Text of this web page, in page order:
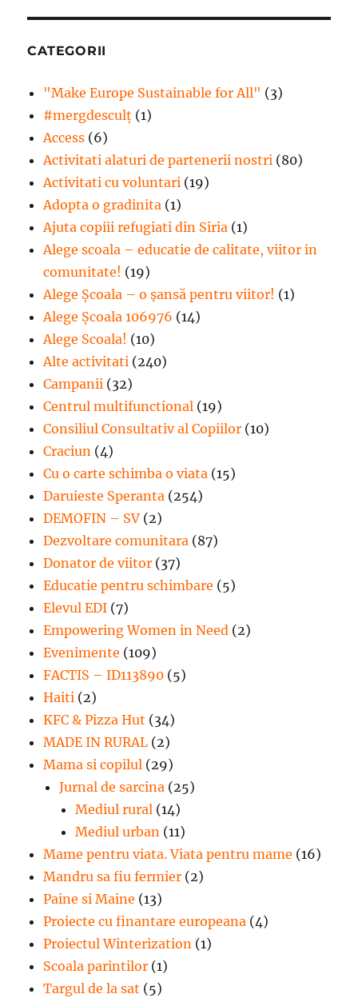
CATEGORII
"Make Europe Sustainable for All" (3)
#mergdesculţ (1)
Access (6)
Activitati alaturi de partenerii nostri (80)
Activitati cu voluntari (19)
Adopta o gradinita (1)
Ajuta copiii refugiati din Siria (1)
Alege scoala – educatie de calitate, viitor in
comunitate! (19)
Alege Şcoala – o şansă pentru viitor! (1)
Alege Școala 106976 (14)
Alege Scoala! (10)
Alte activitati (240)
Campanii (32)
Centrul multifunctional (19)
Consiliul Consultativ al Copiilor (10)
Craciun (4)
Cu o carte schimba o viata (15)
Daruieste Speranta (254)
DEMOFIN – SV (2)
Dezvoltare comunitara (87)
Donator de viitor (37)
Educatie pentru schimbare (5)
Elevul EDI (7)
Empowering Women in Need (2)
Evenimente (109)
FACTIS – ID113890 (5)
Haiti (2)
KFC & Pizza Hut (34)
MADE IN RURAL (2)
Mama si copilul (29)
Jurnal de sarcina (25)
Mediul rural (14)
Mediul urban (11)
Mame pentru viata. Viata pentru mame (16)
Mandru sa fiu fermier (2)
Paine si Maine (13)
Proiecte cu finantare europeana (4)
Proiectul Winterization (1)
Scoala parintilor (1)
Targul de la sat (5)